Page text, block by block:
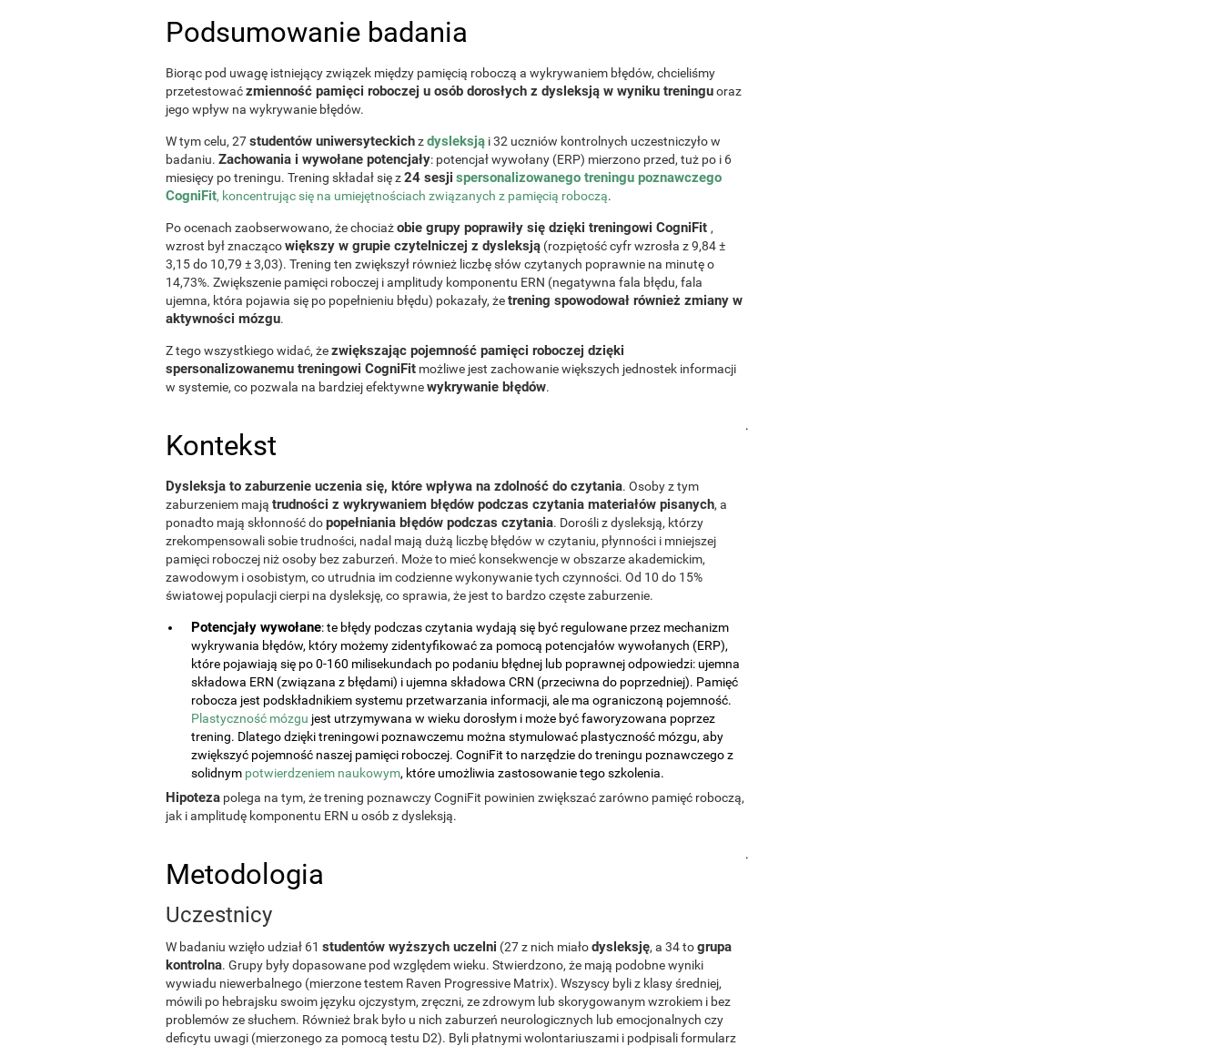
Podsumowanie badania
Biorąc pod uwagę istniejący związek między pamięcią roboczą a wykrywaniem błędów, chcieliśmy
przetestowaćzmienność pamięci roboczej u osób dorosłych z dysleksją w wyniku treninguoraz
jego wpływ na wykrywanie błędów.
W tym celu, 27studentów uniwersyteckichzdysleksją i 32 uczniów kontrolnych uczestniczyło w
badaniu. Zachowania i wywołane potencjały: potencjał wywołany (ERP) mierzono przed, tuż po i 6
miesięcy po treningu. Trening składał się z24 sesji spersonalizowanego treningu poznawczego
CogniFit, koncentrując się na umiejętnościach związanych z pamięcią roboczą.
Po ocenach zaobserwowano, że chociażobie grupy poprawiły się dzięki treningowi CogniFit ,
wzrost był znaczącowiększy w grupie czytelniczej z dysleksją (rozpiętość cyfr wzrosła z 9,84 ±
3,15 do 10,79 ± 3,03). Trening ten zwiększył również liczbę słów czytanych poprawnie na minutę o
14,73%. Zwiększenie pamięci roboczej i amplitudy komponentu ERN (negatywna fala błędu, fala
ujemna, która pojawia się po popełnieniu błędu) pokazały, żetrening spowodował również zmiany w
aktywności mózgu.
Z tego wszystkiego widać, żezwiększając pojemność pamięci roboczej dzięki
spersonalizowanemu treningowi CogniFit możliwe jest zachowanie większych jednostek informacji
w systemie, co pozwala na bardziej efektywnewykrywanie błędów.
Kontekst
Dysleksja to zaburzenie uczenia się, które wpływa na zdolność do czytania. Osoby z tym
zaburzeniem mają trudności z wykrywaniem błędów podczas czytania materiałów pisanych, a
ponadto mają skłonność dopopełniania błędów podczas czytania. Dorośli z dysleksją, którzy
zrekompensowali sobie trudności, nadal mają dużą liczbę błędów w czytaniu, płynności i mniejszej
pamięci roboczej niż osoby bez zaburzeń. Może to mieć konsekwencje w obszarze akademickim,
zawodowym i osobistym, co utrudnia im codzienne wykonywanie tych czynności. Od 10 do 15%
światowej populacji cierpi na dysleksję, co sprawia, że jest to bardzo częste zaburzenie.
Potencjały wywołane: te błędy podczas czytania wydają się być regulowane przez mechanizm
wykrywania błędów, który możemy zidentyfikować za pomocą potencjałów wywołanych (ERP),
które pojawiają się po 0-160 milisekundach po podaniu błędnej lub poprawnej odpowiedzi: ujemna
składowa ERN (związana z błędami) i ujemna składowa CRN (przeciwna do poprzedniej). Pamięć
robocza jest podskładnikiem systemu przetwarzania informacji, ale ma ograniczoną pojemność.
Plastyczność mózgu jest utrzymywana w wieku dorosłym i może być faworyzowana poprzez
trening. Dlatego dzięki treningowi poznawczemu można stymulować plastyczność mózgu, aby
zwiększyć pojemność naszej pamięci roboczej. CogniFit to narzędzie do treningu poznawczego z
solidnym potwierdzeniem naukowym, które umożliwia zastosowanie tego szkolenia.
.
Hipoteza polega na tym, że trening poznawczy CogniFit powinien zwiększać zarówno pamięć roboczą,
jak i amplitudę komponentu ERN u osób z dysleksją.
Metodologia
Uczestnicy
W badaniu wzięło udział 61 studentów wyższych uczelni (27 z nich miałodysleksję, a 34 togrupa
kontrolna. Grupy były dopasowane pod względem wieku. Stwierdzono, że mają podobne wyniki
wywiadu niewerbalnego (mierzone testem Raven Progressive Matrix). Wszyscy byli z klasy średniej,
mówili po hebrajsku swoim języku ojczystym, zręczni, ze zdrowym lub skorygowanym wzrokiem i bez
problemów ze słuchem. Również brak było u nich zaburzeń neurologicznych lub emocjonalnych czy
deficytu uwagi (mierzonego za pomocą testu D2). Byli płatnymi wolontariuszami i podpisali formularz
.